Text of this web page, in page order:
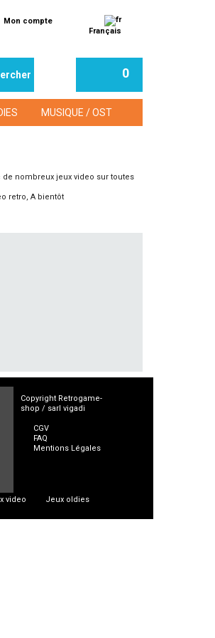
Mon compte
Français
0
MUSIQUE / OST
de nombreux jeux video sur toutes
retro, A bientôt
Copyright Retrogame-
shop / sarl vigadi
CGV
FAQ
Mentions Légales
video Jeux oldies